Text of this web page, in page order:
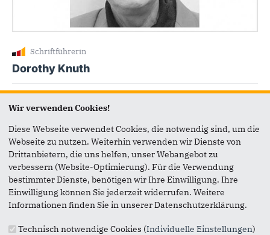
Schriftführerin
Dorothy Knuth
Wir verwenden Cookies!
Diese Webseite verwendet Cookies, die notwendig sind, um die
Webseite zu nutzen. Weiterhin verwenden wir Dienste von
Drittanbietern, die uns helfen, unser Webangebot zu
verbessern (Website-Optimierung). Für die Verwendung
bestimmter Dienste, benötigen wir Ihre Einwilligung. Ihre
Einwilligung können Sie jederzeit widerrufen. Weitere
Informationen finden Sie in unserer Datenschutzerklärung.
Technisch notwendige Cookies (Individuelle Einstellungen)